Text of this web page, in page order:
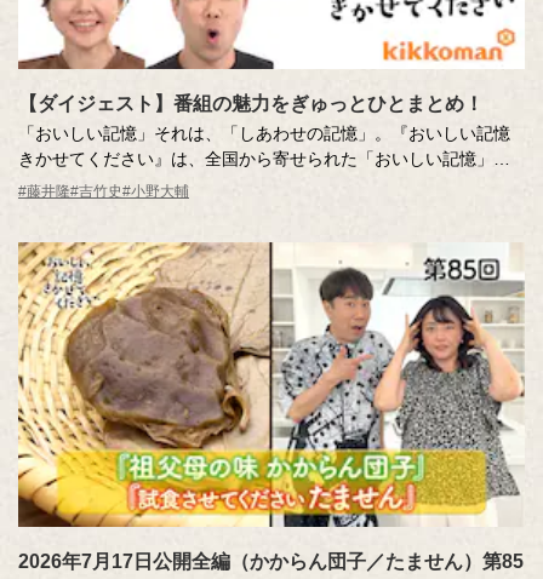
【ダイジェスト】番組の魅力をぎゅっとひとまとめ！
「おいしい記憶」それは、「しあわせの記憶」。『おいしい記憶
きかせてください』は、全国から寄せられた「おいしい記憶」の
実話をもとに制作された食のドキュメンタリーエンターテインメ
んか？
#藤井隆#吉竹史#小野大輔
2026年7月17日公開全編（かからん団子／たません）第85